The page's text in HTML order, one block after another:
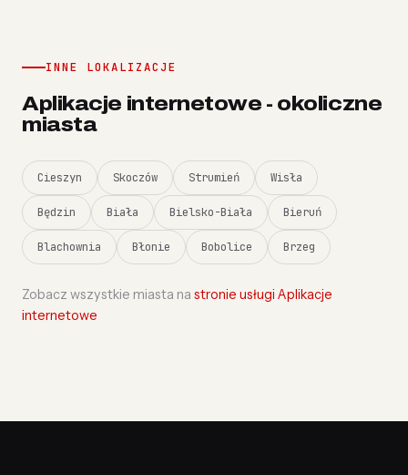
INNE LOKALIZACJE
Aplikacje internetowe - okoliczne
miasta
Cieszyn Skoczów Strumień Wisła
Będzin Biała Bielsko-Biała Bieruń
Blachownia Błonie Bobolice Brzeg
Zobacz wszystkie miasta na stronie usługi Aplikacje
internetowe